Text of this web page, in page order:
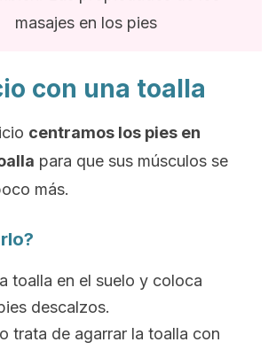
masajes en los pies
con una toalla
centramos los pies en
para que sus músculos se
más.
toalla en el suelo y coloca
descalzos.
trata de agarrar la toalla con